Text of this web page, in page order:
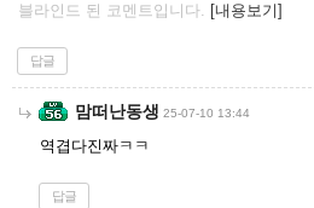
블라인드 된 코멘트입니다. [내용보기]
답글
맘떠난동생 25-07-10 13:44
역겹다진짜ㅋㅋ
답글